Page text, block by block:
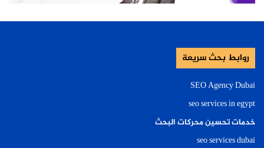
روابط بحث سريعة
SEO Agency Dubai
seo services in egypt
خدمات تحسين محركات البحث
seo services dubai